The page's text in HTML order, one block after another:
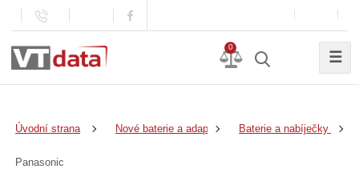
0
☰
Úvodní strana Nové baterie a adaptéry Baterie a nabíječky do
Panasonic